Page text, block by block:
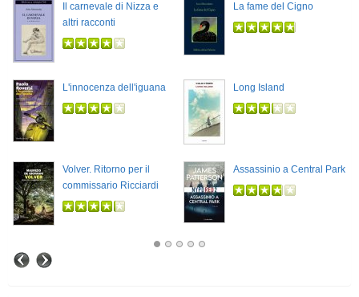
Il carnevale di Nizza e
altri racconti
La fame del Cigno
L'innocenza dell'iguana Long Island
Volver. Ritorno per il
commissario Ricciardi
Assassinio a Central Park